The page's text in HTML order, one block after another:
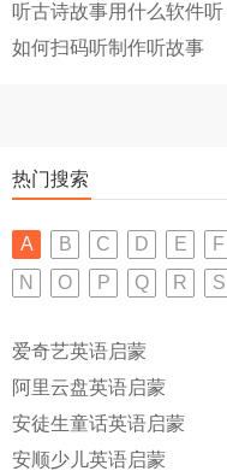
听古诗故事用什么软件听
如何扫码听制作听故事
热门搜索
A B C D E F
N
O P Q R S
爱奇艺英语启蒙
阿里云盘英语启蒙
安徒生童话英语启蒙
安顺少儿英语启蒙